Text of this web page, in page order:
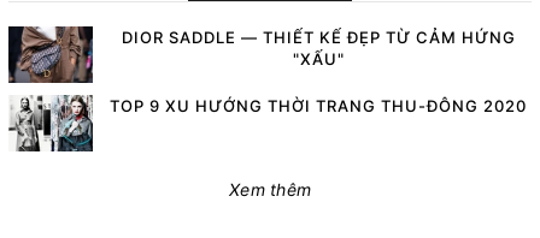
DIOR SADDLE — THIẾT KẾ ĐẸP TỪ CẢM HỨNG
"XẤU"
TOP 9 XU HƯỚNG THỜI TRANG THU-ĐÔNG 2020
Xem thêm